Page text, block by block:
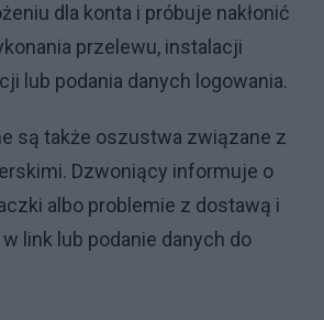
dla konta i próbuje nakłonić
przelewu, instalacji
lub podania danych logowania.
są także oszustwa związane z
Dzwoniący informuje o
albo problemie z dostawą i
link lub podanie danych do